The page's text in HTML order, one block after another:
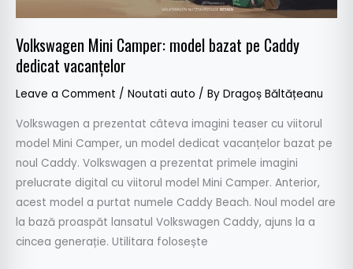
Volkswagen Mini Camper: model bazat pe Caddy
dedicat vacanțelor
Leave a Comment / Noutati auto / By Dragoș Băltățeanu
Volkswagen a prezentat câteva imagini teaser cu viitorul
model Mini Camper, un model dedicat vacanțelor bazat pe
noul Caddy. Volkswagen a prezentat primele imagini
prelucrate digital cu viitorul model Mini Camper. Anterior,
acest model a purtat numele Caddy Beach. Noul model are
la bază proaspăt lansatul Volkswagen Caddy, ajuns la a
cincea generație. Utilitara folosește